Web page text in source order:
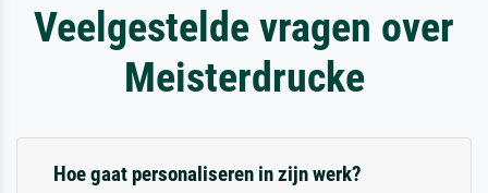
Veelgestelde vragen over
Meisterdrucke
Hoe gaat personaliseren in zijn werk?